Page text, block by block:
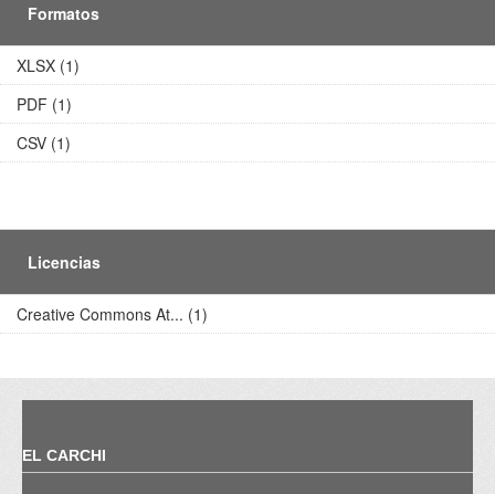
Formatos
XLSX (1)
PDF (1)
CSV (1)
Licencias
Creative Commons At... (1)
EL CARCHI